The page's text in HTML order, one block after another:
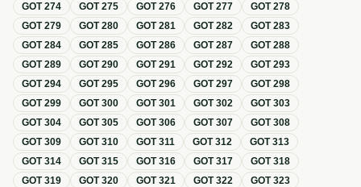
GOT274 GOT275 GOT276 GOT277 GOT278
GOT279 GOT280 GOT281 GOT282 GOT283
GOT284 GOT285 GOT286 GOT287 GOT288
GOT289 GOT290 GOT291 GOT292 GOT293
GOT294 GOT295 GOT296 GOT297 GOT298
GOT299 GOT300 GOT301 GOT302 GOT303
GOT304 GOT305 GOT306 GOT307 GOT308
GOT309 GOT310 GOT311 GOT312 GOT313
GOT314 GOT315 GOT316 GOT317 GOT318
GOT319 GOT320 GOT321 GOT322 GOT323